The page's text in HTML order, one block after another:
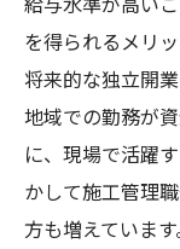
給与水準が高い
を得られるメリ
将来的な独立開
地域での勤務が
に、現場で活躍
かして施工管理
方も増えています